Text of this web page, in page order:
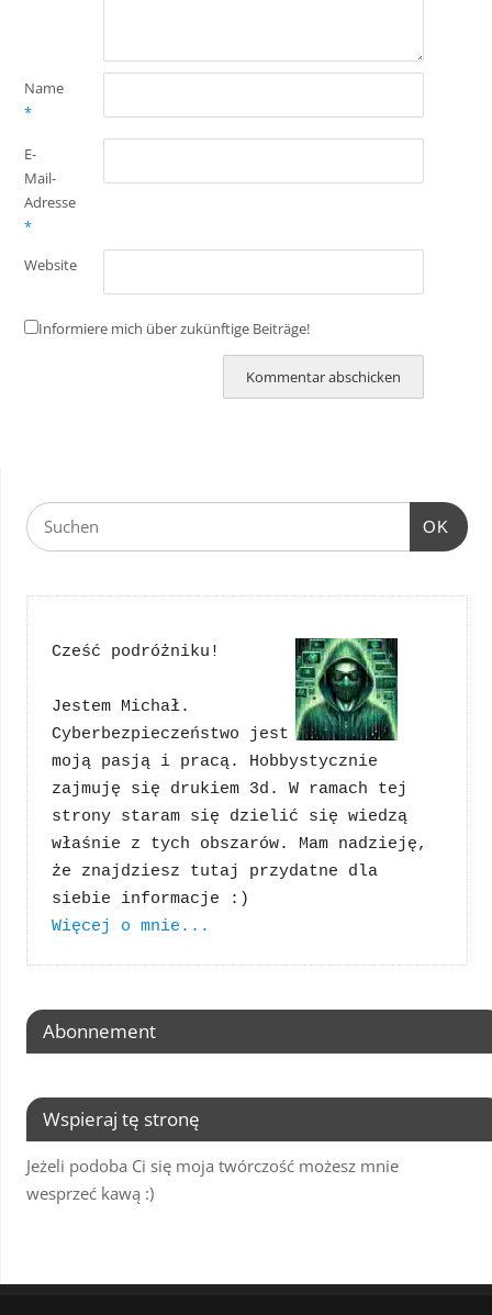
Name
*
E-
Mail-
Adresse
*
Website
Informiere mich über zukünftige Beiträge!
OK
Cześć podróżniku!
Jestem Michał.
Cyberbezpieczeństwo jest
moją pasją i pracą. Hobbystycznie
zajmuję się drukiem 3d. W ramach tej
strony staram się dzielić się wiedzą
właśnie z tych obszarów. Mam nadzieję,
że znajdziesz tutaj przydatne dla
Więcej o mnie...
Abonnement
Wspieraj tę stronę
Jeżeli podoba Ci się moja twórczość możesz mnie
wesprzeć kawą :)